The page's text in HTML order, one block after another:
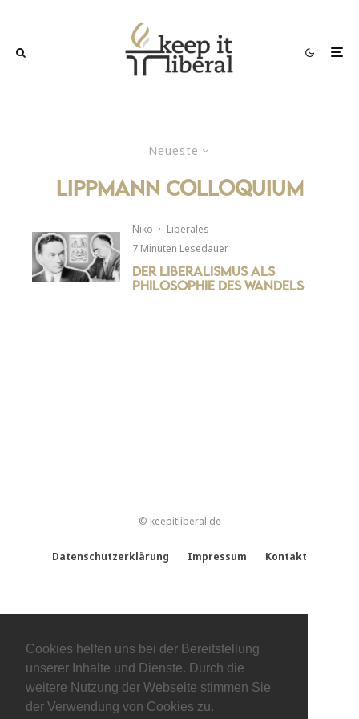
Cookies helfen uns bei der Bereitstellung
unserer Inhalte und Dienste. Durch die
weitere Nutzung der Webseite stimmen Sie
der Verwendung von Cookies zu.
Neueste
Lippmann Colloquium
Niko · Liberales ·
7 Minuten Lesedauer
Der Liberalismus als
Philosophie des Wandels
© keepitliberal.de
Datenschutzerklärung Impressum Kontakt